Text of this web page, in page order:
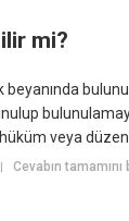
mi?
beyanında
veya
Cevabın